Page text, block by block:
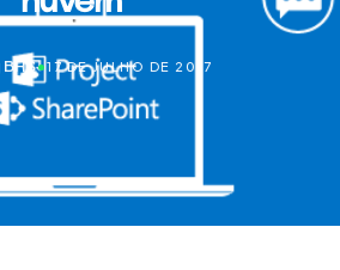
•17 DE JULHO DE 2017